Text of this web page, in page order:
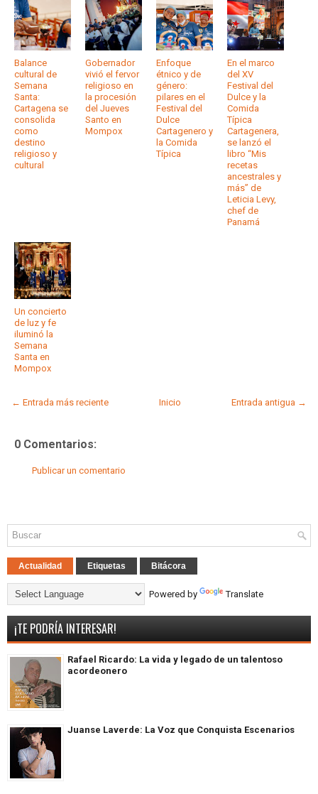
Balance
cultural de
Semana
Santa:
Cartagena se
consolida
como
destino
religioso y
cultural
Gobernador
vivió el fervor
religioso en
la procesión
del Jueves
Santo en
Mompox
Enfoque
étnico y de
género:
pilares en el
Festival del
Dulce
Cartagenero y
la Comida
Típica
En el marco
del XV
Festival del
Dulce y la
Comida
Típica
Cartagenera,
se lanzó el
libro “Mis
recetas
ancestrales y
más” de
Leticia Levy,
chef de
Panamá
Un concierto
de luz y fe
iluminó la
Semana
Santa en
Mompox
← Entrada más reciente Entrada antigua →
Inicio
0 Comentarios:
Publicar un comentario
Actualidad Etiquetas Bitácora
Powered by Translate
¡TE PODRÍA INTERESAR!
Rafael Ricardo: La vida y legado de un talentoso
acordeonero
Juanse Laverde: La Voz que Conquista Escenarios